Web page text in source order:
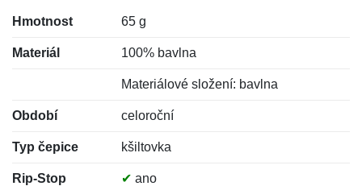
Hmotnost 65 g
Materiál 100% bavlna
Materiálové složení: bavlna
Období celoroční
Typ čepice kšiltovka
Rip-Stop ✔ ano